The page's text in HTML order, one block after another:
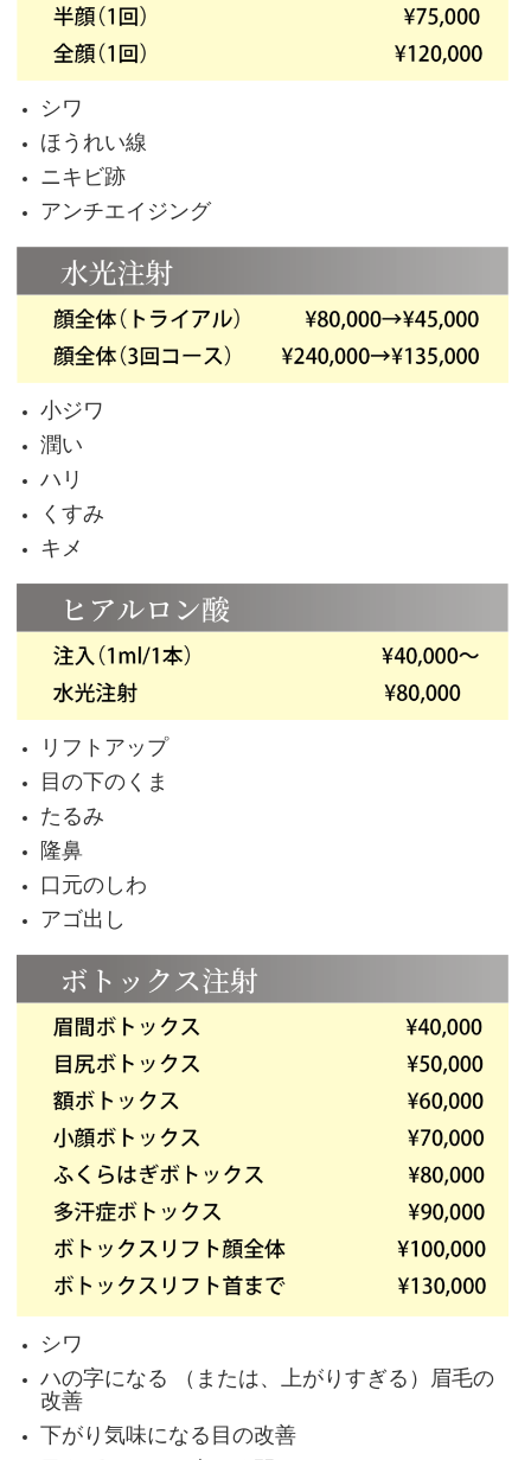
シワ
ほうれい線
ニキビ跡
アンチエイジング
小ジワ
潤い
ハリ
くすみ
キメ
リフトアップ
目の下のくま
たるみ
隆鼻
口元のしわ
アゴ出し
シワ
ハの字になる （または、上がりすぎる）眉毛の
改善
下がり気味になる目の改善